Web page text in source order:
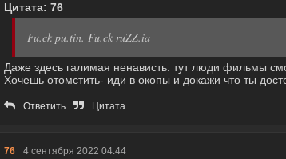
Цитата: 76
Fu.ck pu.tin. Fu.ck ruZZ.ia
Даже здесь галимая ненависть. тут люди фильмы
Хочешь отомстить- иди в окопы и докажи что ты
Ответить Цитата
76 4 сентября 2022 04:44